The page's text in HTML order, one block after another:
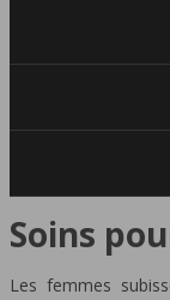
Soins
Les femmes